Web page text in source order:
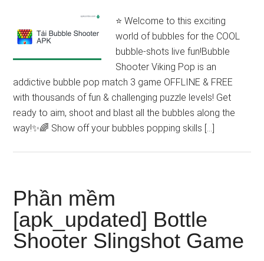
⭐️ Welcome to this exciting
world of bubbles for the COOL
bubble-shots live fun!Bubble
Shooter Viking Pop is an
addictive bubble pop match 3 game OFFLINE & FREE
with thousands of fun & challenging puzzle levels! Get
ready to aim, shoot and blast all the bubbles along the
way!✨🌈 Show off your bubbles popping skills […]
Phần mềm
[apk_updated] Bottle
Shooter Slingshot Game